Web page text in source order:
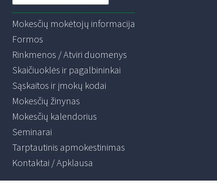
Mokesčių mokėtojų informacija
Formos
Rinkmenos / Atviri duomenys
Skaičiuoklės ir pagalbininkai
Sąskaitos ir įmokų kodai
Mokesčių žinynas
Mokesčių kalendorius
Seminarai
Tarptautinis apmokestinimas
Kontaktai / Apklausa